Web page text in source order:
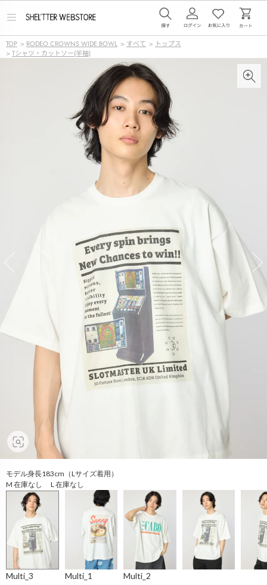
メ
ー
を
TOP > RODEO CROWNS WIDE BOWL > すべて > トップス
> Tシャツ・カットソー(半袖)
モデル身長183cm（Lサイズ着用）
M 在庫なし L 在庫なし
Multi_3 Multi_1 Multi_2